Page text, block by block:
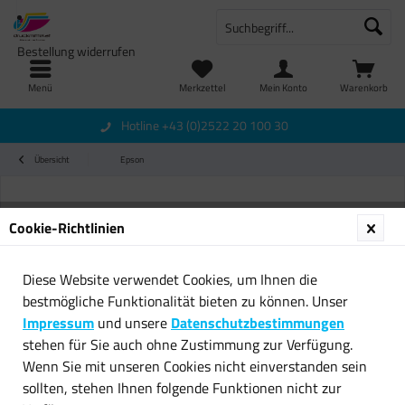
Menü Warenkorb
Merkzettel
Bestellung widerrufen
Mein Konto
Hotline +43 (0)2522 20 100 30
Übersicht Epson
Cookie-Richtlinien
Diese Website verwendet Cookies, um Ihnen die
bestmögliche Funktionalität bieten zu können. Unser
Impressum und unsere Datenschutzbestimmungen
stehen für Sie auch ohne Zustimmung zur Verfügung.
Wenn Sie mit unseren Cookies nicht einverstanden sein
sollten, stehen Ihnen folgende Funktionen nicht zur